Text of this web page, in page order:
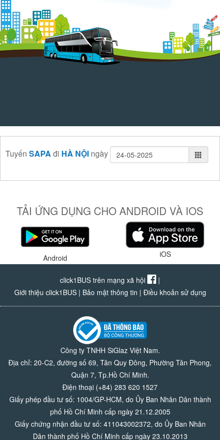
Tuyến SAPA đi HÀ NỘI ngày
TẢI ỨNG DỤNG CHO ANDROID VÀ IOS
Android iOS
click1BUS trên mạng xã hội
|
Giới thiệu click1BUS| Bảo mật thông tin | Điều khoản sử dụng
Công ty TNHH SiGlaz Việt Nam.
Địa chỉ: 20-C2, đường số 69, Tân Quy Đông, Phường Tân Phong,
Quận 7, Tp.Hồ Chí Minh.
Điện thoại (+84) 283 620 1527
Giấy phép đầu tư số: 1004/GP-HCM, do Ủy Ban Nhân Dân thành
phố Hồ Chí Minh cấp ngày 21.12.2005
Giấy chứng nhận đầu tư số: 411043002372, do Ủy Ban Nhân
Dân thành phố Hồ Chí Minh cấp ngày 23.10.2013